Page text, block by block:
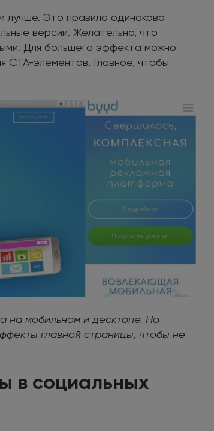
лучше. Это правило одинаково
версии. Желательно, что
Для большего эффекта можно
CTA-элементов. Главное, чтобы
на мобильном и десктопе. На
главной страницы, чтобы не
в социальных